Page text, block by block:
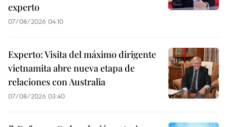
experto
07/08/2026 04:10
Experto: Visita del máximo dirigente
vietnamita abre nueva etapa de
relaciones con Australia
07/08/2026 03:40